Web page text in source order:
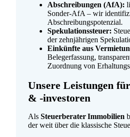
Abschreibungen (AfA):
Sonder‑AfA – wir
Abschreibungs­potenzial.
Spekulations­steuer:
der zehn­jährigen
Einkünfte aus
Belegerfassung,
Zuordnung von
Unsere Leistungen
& -investoren
Als Steuerberater Immobilien
der weit über die klassische